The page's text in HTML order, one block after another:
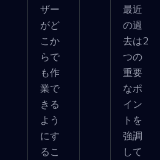
ザー
がど
こか
らで
も作
業で
きる
よう
にす
るこ
最近
の過
去は2
つの
重要
なポ
イン
トを
強調
して